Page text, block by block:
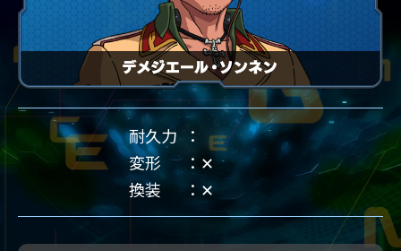
耐久力
変形
✕
換装
✕